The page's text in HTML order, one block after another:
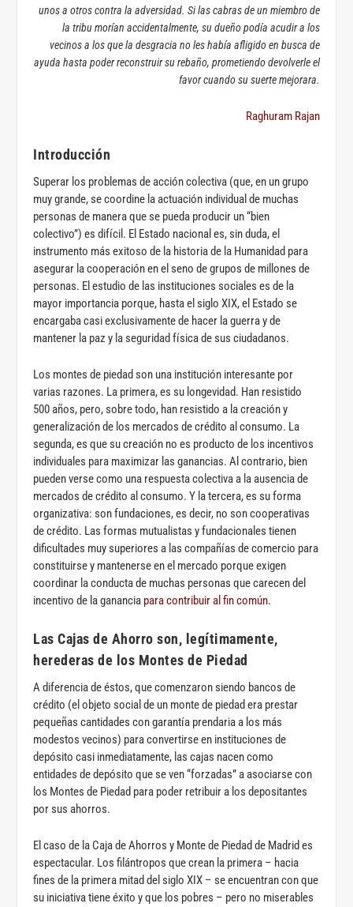
unos a otros contra la adversidad. Si las cabras de un miembro de
la tribu morían accidentalmente, su dueño podía acudir a los
vecinos a los que la desgracia no les había afligido en busca de
ayuda hasta poder reconstruir su rebaño, prometiendo devolverle el
favor cuando su suerte mejorara.
Raghuram Rajan
Introducción
Superar los problemas de acción colectiva (que, en un grupo
muy grande, se coordine la actuación individual de muchas
personas de manera que se pueda producir un “bien
colectivo”) es difícil. El Estado nacional es, sin duda, el
instrumento más exitoso de la historia de la Humanidad para
asegurar la cooperación en el seno de grupos de millones de
personas. El estudio de las instituciones sociales es de la
mayor importancia porque, hasta el siglo XIX, el Estado se
encargaba casi exclusivamente de hacer la guerra y de
mantener la paz y la seguridad física de sus ciudadanos.
Los montes de piedad son una institución interesante por
varias razones. La primera, es su longevidad. Han resistido
500 años, pero, sobre todo, han resistido a la creación y
generalización de los mercados de crédito al consumo. La
segunda, es que su creación no es producto de los incentivos
individuales para maximizar las ganancias. Al contrario, bien
pueden verse como una respuesta colectiva a la ausencia de
mercados de crédito al consumo. Y la tercera, es su forma
organizativa: son fundaciones, es decir, no son cooperativas
de crédito. Las formas mutualistas y fundacionales tienen
dificultades muy superiores a las compañías de comercio para
constituirse y mantenerse en el mercado porque exigen
coordinar la conducta de muchas personas que carecen del
incentivo de la ganancia para contribuir al fin común.
Las Cajas de Ahorro son, legítimamente,
herederas de los Montes de Piedad
A diferencia de éstos, que comenzaron siendo bancos de
crédito (el objeto social de un monte de piedad era prestar
pequeñas cantidades con garantía prendaria a los más
modestos vecinos) para convertirse en instituciones de
depósito casi inmediatamente, las cajas nacen como
entidades de depósito que se ven “forzadas” a asociarse con
los Montes de Piedad para poder retribuir a los depositantes
por sus ahorros.
El caso de la Caja de Ahorros y Monte de Piedad de Madrid es
espectacular. Los filántropos que crean la primera – hacia
fines de la primera mitad del siglo XIX – se encuentran con que
su iniciativa tiene éxito y que los pobres – pero no miserables